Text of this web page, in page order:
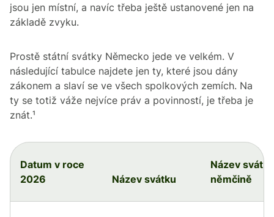
jsou jen místní, a navíc třeba ještě ustanovené jen na
základě zvyku.
Prostě státní svátky Německo jede ve velkém. V
následující tabulce najdete jen ty, které jsou dány
zákonem a slaví se ve všech spolkových zemích. Na
ty se totiž váže nejvíce práv a povinností, je třeba je
znát.¹
Datum v roce
2026
Název svátku
Název
němčině